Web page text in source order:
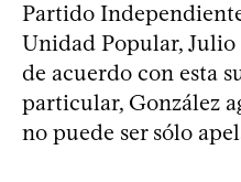
Partido
Unidad Popular,
de acuerdo con esta
particular, González
no puede ser sólo